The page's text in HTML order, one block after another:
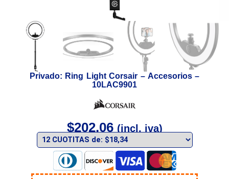
Privado: Ring Light Corsair – Accesorios –
10LAC9901
$202,06 (incl. iva)